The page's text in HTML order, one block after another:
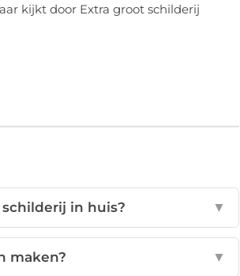
kijkt door Extra groot schilderij
in huis? ▼
maken? ▼